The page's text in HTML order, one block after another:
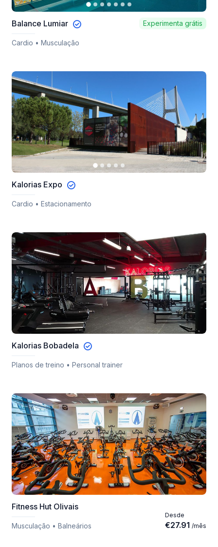
Balance Lumiar
Cardio • Musculação
Experimenta grátis
Kalorias Expo
Cardio • Estacionamento
Kalorias Bobadela
Planos de treino • Personal trainer
Fitness Hut Olivais
Musculação • Balneários
Desde
€27.91 /mês